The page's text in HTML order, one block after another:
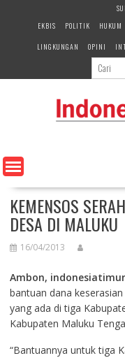
e
n
EKBIS
POLITIK HUKUM
LINGKUNGAN
OPINI
KEMENSOS
DESA DI MALUKU
16/04/2013
Ambon,
bantuan dana
yang ada di tiga
Kabupaten Maluku
“Bantuannya untuk tiga